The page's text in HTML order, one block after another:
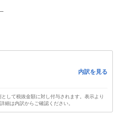
内訳を見る
して税抜金額に対し付与されます。表示より
細は内訳からご確認ください。